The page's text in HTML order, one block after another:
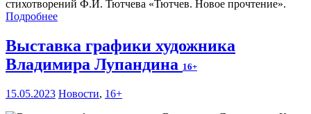
стихотворений Ф.И. Тютчева «Тютчев. Новое прочтение».
Подробнее
Выставка графики художника
Владимира Лупандина 16+
15.05.2023 Новости, 16+